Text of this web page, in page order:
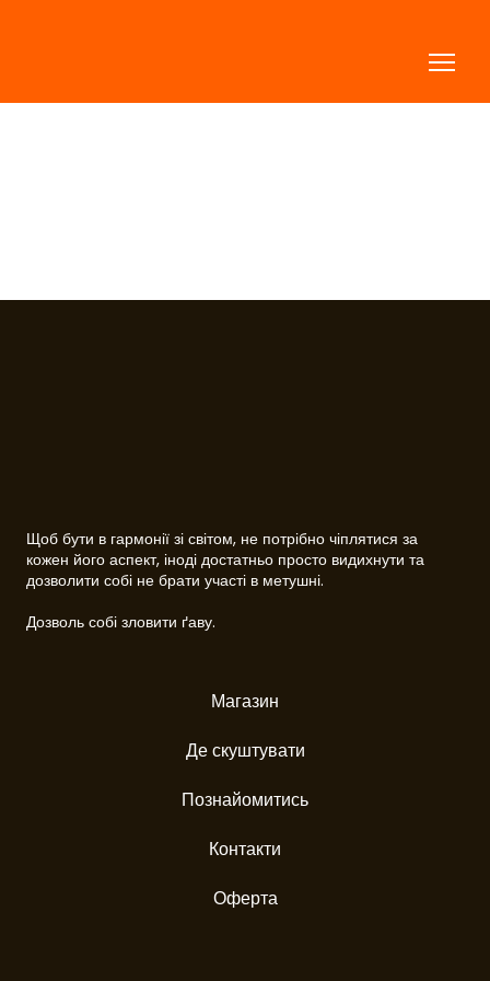
Щоб бути в гармонії зі світом, не потрібно чіплятися за
кожен його аспект, іноді достатньо просто видихнути та
дозволити собі не брати участі в метушні.
Дозволь собі зловити ґаву.
Магазин
Де скуштувати
Познайомитись
Контакти
Оферта